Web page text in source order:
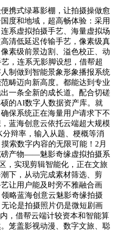
式绿幕影棚，让拍摄操做愈
度和地域，超高畅体验：采用
系虚拟拍摄手艺、海量虚拟场
清低延迟传输手艺，像素级真
素级前景边割、溢色校正、动
，连系无影脚设想，借帮超
制做到智能景象形象播报系统
畴迈向新高度。都能达到专业
一条全新的成长道。配合切磋
的AI数字人数据资产库。就
保系统正在海量用户请求下不
蓝海创意云依托云端超大规模
辩率，输入从题、梗概等消
索数字内容的无限可能！2月
磅产物——魅影奇缘虚拟拍摄系
，实现剪辑智能化，正在文旅
下，从动完成素材筛选、剪
让用户能及时旁不雅融合画
略蓝海创意云魅影奇缘拍摄
论是拍摄照片仍是微短剧画
，借帮云端计较资本和智能算
笼盖影视动漫、数字文旅、聪